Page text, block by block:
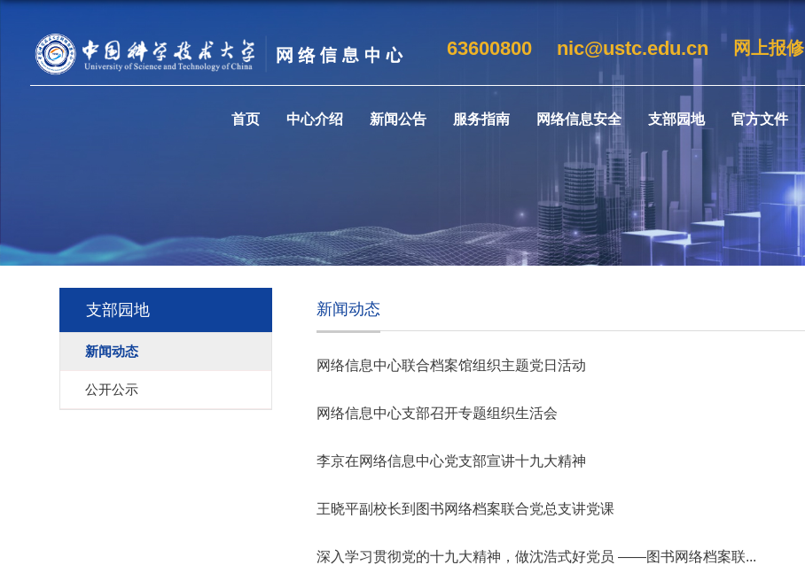
63600800 nic@ustc.edu.cn 网上报修
首页 中心介绍 新闻公告 服务指南 网络信息安全 支部园地 官方文件
支部园地
新闻动态
公开公示
新闻动态
网络信息中心联合档案馆组织主题党日活动
网络信息中心支部召开专题组织生活会
李京在网络信息中心党支部宣讲十九大精神
王晓平副校长到图书网络档案联合党总支讲党课
深入学习贯彻党的十九大精神，做沈浩式好党员 ——图书网络档案联...